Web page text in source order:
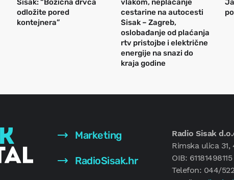
Sisak: “Božićna drvca
odložite pored
kontejnera”
vlakom, neplaćanje
cestarine na autocesti
Sisak – Zagreb,
oslobađanje od plaćanja
rtv pristojbe i električne
energije na snazi do
kraja godine
Marketing
RadioSisak.hr
Radio Sisak
Rimska ulica
OIB: 61181498115
Telefon: 044/